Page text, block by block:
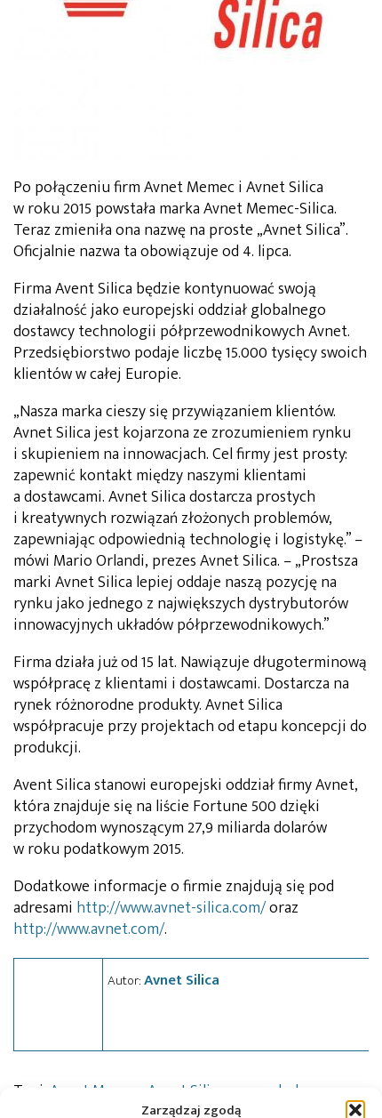
Zarządzaj zgodą
Po połączeniu firm Avnet Memec i Avnet Silica
w roku 2015 powstała marka Avnet Memec-Silica.
Teraz zmieniła ona nazwę na proste „Avnet Silica”.
Oficjalnie nazwa ta obowiązuje od 4. lipca.
Firma Avent Silica będzie kontynuować swoją
działalność jako europejski oddział globalnego
dostawcy technologii półprzewodnikowych Avnet.
Przedsiębiorstwo podaje liczbę 15.000 tysięcy swoich
klientów w całej Europie.
„Nasza marka cieszy się przywiązaniem klientów.
Avnet Silica jest kojarzona ze zrozumieniem rynku
i skupieniem na innowacjach. Cel firmy jest prosty:
zapewnić kontakt między naszymi klientami
a dostawcami. Avnet Silica dostarcza prostych
i kreatywnych rozwiązań złożonych problemów,
zapewniając odpowiednią technologię i logistykę.” –
mówi Mario Orlandi, prezes Avnet Silica. – „Prostsza
marki Avnet Silica lepiej oddaje naszą pozycję na
rynku jako jednego z największych dystrybutorów
innowacyjnych układów półprzewodnikowych.”
Firma działa już od 15 lat. Nawiązuje długoterminową
współpracę z klientami i dostawcami. Dostarcza na
rynek różnorodne produkty. Avnet Silica
współpracuje przy projektach od etapu koncepcji do
produkcji.
Avent Silica stanowi europejski oddział firmy Avnet,
która znajduje się na liście Fortune 500 dzięki
przychodom wynoszącym 27,9 miliarda dolarów
w roku podatkowym 2015.
Dodatkowe informacje o firmie znajdują się pod
adresami http://www.avnet-silica.com/oraz
http://www.avnet.com/.
Autor:Avnet Silica
Tagi: Avnet Memec Avnet Silica gospodarka